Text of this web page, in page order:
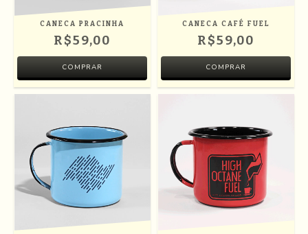
CANECA PRACINHA
R$59,00
CANECA CAFÉ FUEL
R$59,00